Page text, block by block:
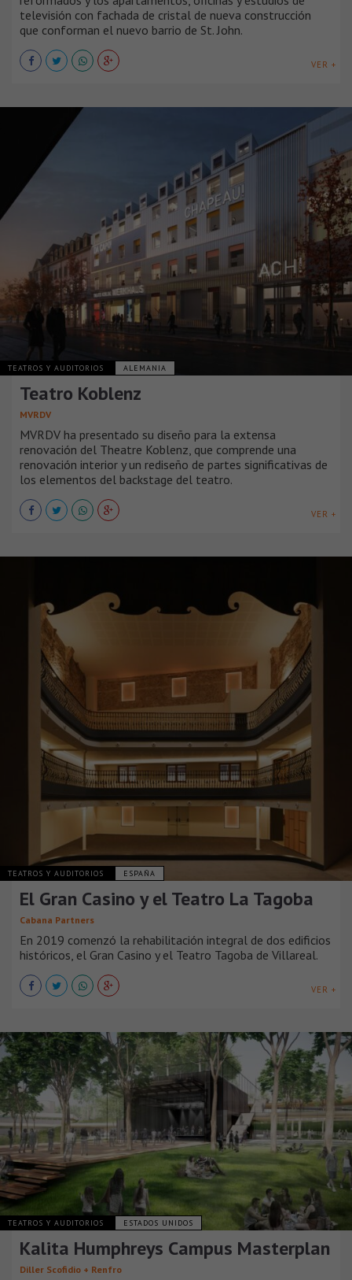
televisión con fachada de cristal de nueva construcción
que conforman el nuevo barrio de St. John.
VER +
TEATROS Y AUDITORIOS ALEMANIA
Teatro Koblenz
MVRDV
MVRDV ha presentado su diseño para la extensa
renovación del Theatre Koblenz, que comprende una
renovación interior y un rediseño de partes significativas de
los elementos del backstage del teatro.
VER +
TEATROS Y AUDITORIOS ESPAÑA
El Gran Casino y el Teatro La Tagoba
Cabana Partners
En 2019 comenzó la rehabilitación integral de dos edificios
históricos, el Gran Casino y el Teatro Tagoba de Villareal.
VER +
TEATROS Y AUDITORIOS ESTADOS UNIDOS
Kalita Humphreys Campus Masterplan
Diller Scofidio + Renfro